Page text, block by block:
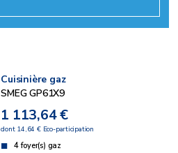
Cuisinière gaz
SMEG GP61X9
1 113,64 €
dont 14,64 € Eco-participation
4 foyer(s) gaz